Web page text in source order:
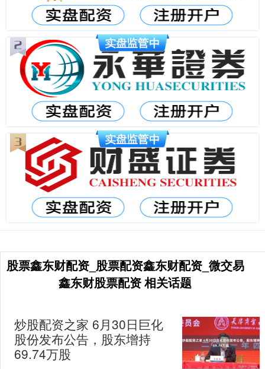
股票鑫东财配资_股票配资鑫东财配资_微交易
鑫东财股票配资 相关话题
炒股配资之家 6月30日巨化
股份发布公告，股东增持
69.74万股